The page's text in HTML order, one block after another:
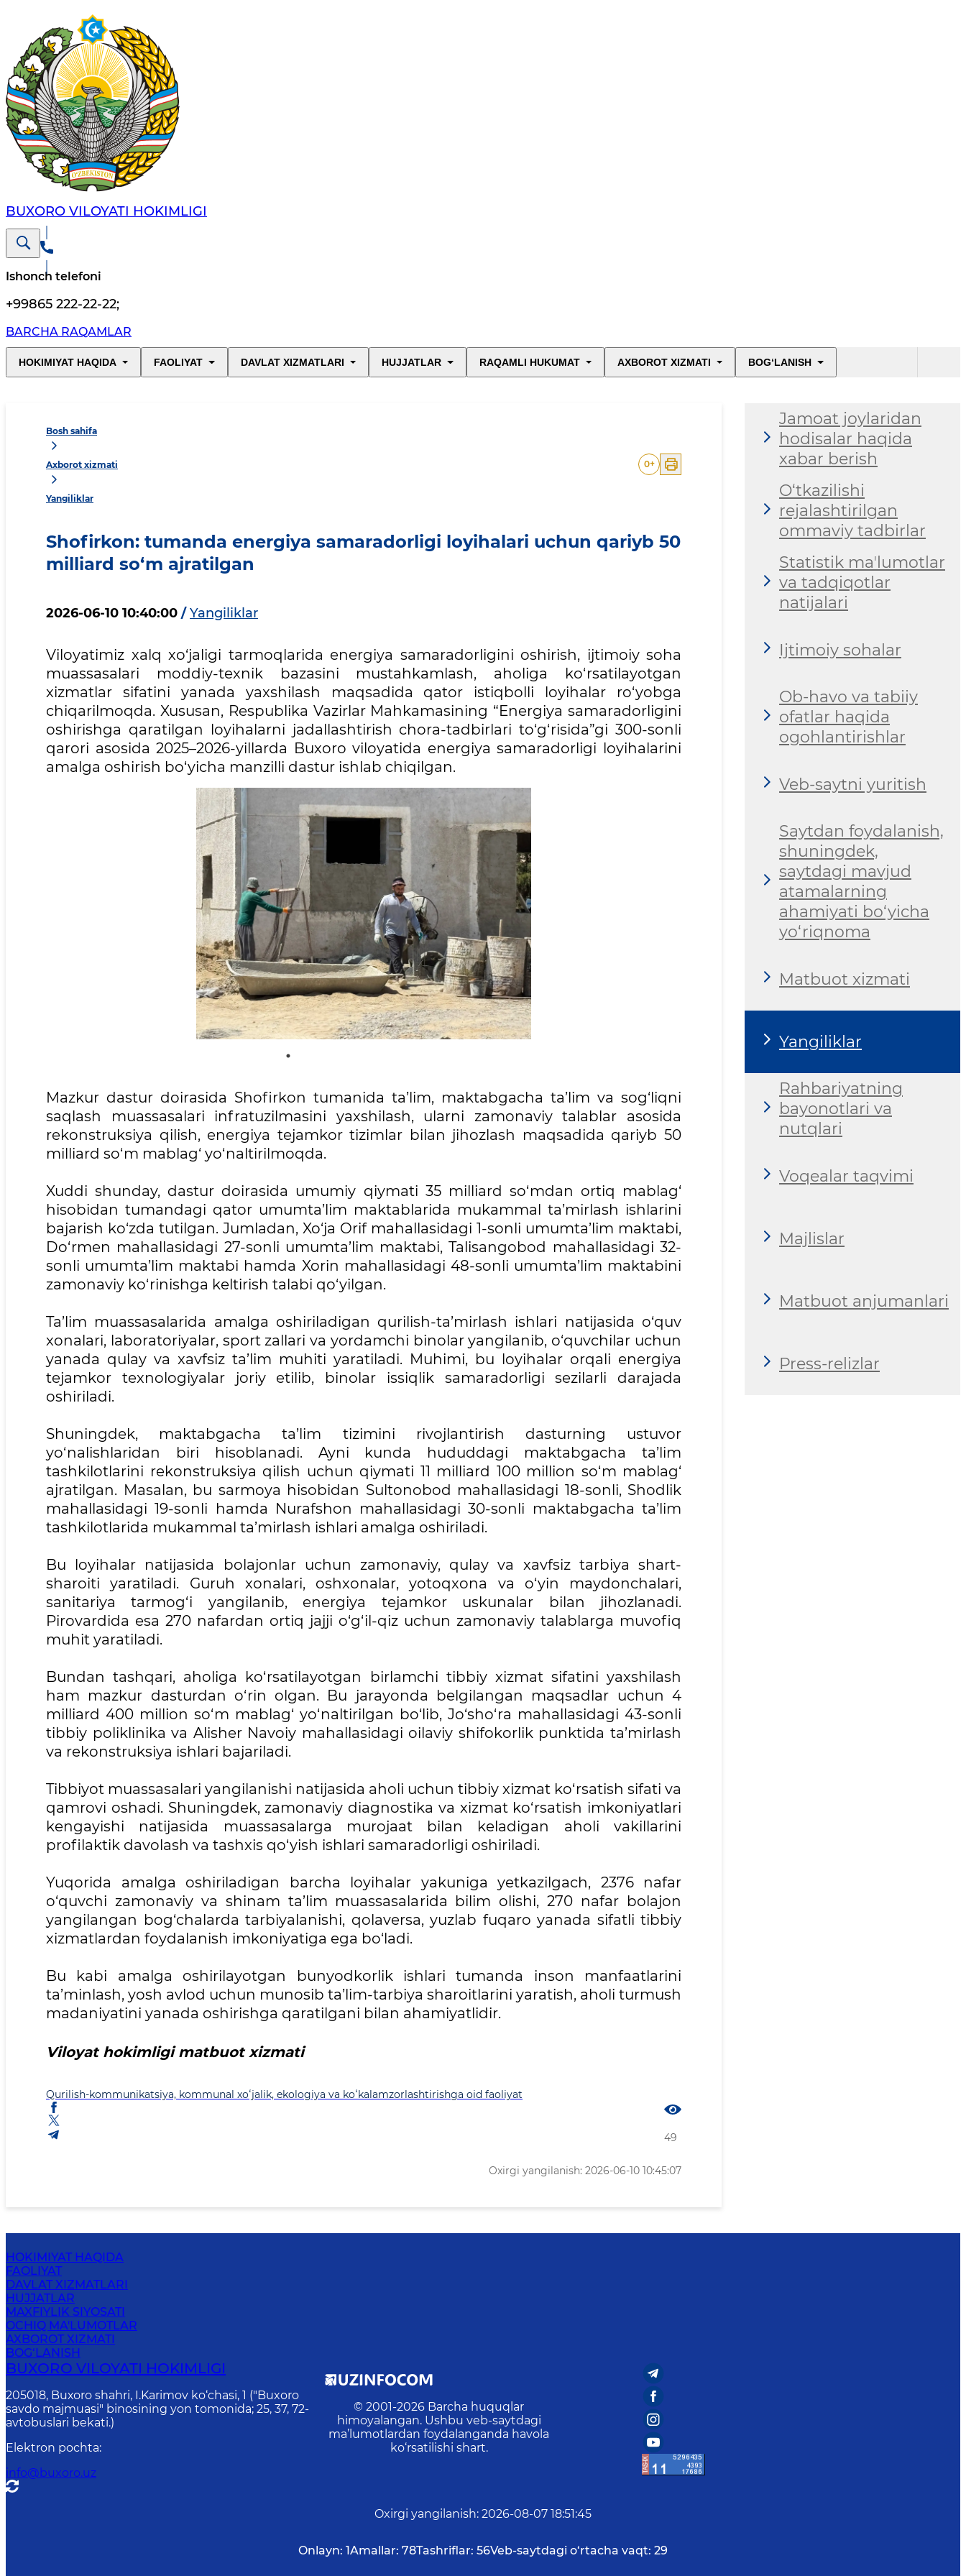
BUXORO VILOYATI HOKIMLIGI
Ishonch telefoni
+99865 222-22-22;
BARCHA RAQAMLAR
HOKIMIYAT HAQIDA FAOLIYAT DAVLAT XIZMATLARI HUJJATLAR RAQAMLI HUKUMAT AXBOROT XIZMATI BOG‘LANISH
Bosh sahifa
Axborot xizmati
Yangiliklar
0+
Shofirkon: tumanda energiya samaradorligi loyihalari uchun qariyb 50
milliard so‘m ajratilgan
2026-06-10 10:40:00 / Yangiliklar
Viloyatimiz xalq xo‘jaligi tarmoqlarida energiya samaradorligini oshirish, ijtimoiy soha
muassasalari moddiy-texnik bazasini mustahkamlash, aholiga ko‘rsatilayotgan
xizmatlar sifatini yanada yaxshilash maqsadida qator istiqbolli loyihalar ro‘yobga
chiqarilmoqda. Xususan, Respublika Vazirlar Mahkamasining “Energiya samaradorligini
oshirishga qaratilgan loyihalarni jadallashtirish chora-tadbirlari to‘g‘risida”gi 300-sonli
qarori asosida 2025–2026-yillarda Buxoro viloyatida energiya samaradorligi loyihalarini
amalga oshirish bo‘yicha manzilli dastur ishlab chiqilgan.
Mazkur dastur doirasida Shofirkon tumanida ta’lim, maktabgacha ta’lim va sog‘liqni
saqlash muassasalari infratuzilmasini yaxshilash, ularni zamonaviy talablar asosida
rekonstruksiya qilish, energiya tejamkor tizimlar bilan jihozlash maqsadida qariyb 50
milliard so‘m mablag‘ yo‘naltirilmoqda.
Xuddi shunday, dastur doirasida umumiy qiymati 35 milliard so‘mdan ortiq mablag‘
hisobidan tumandagi qator umumta’lim maktablarida mukammal ta’mirlash ishlarini
bajarish ko‘zda tutilgan. Jumladan, Xo‘ja Orif mahallasidagi 1-sonli umumta’lim maktabi,
Do‘rmen mahallasidagi 27-sonli umumta’lim maktabi, Talisangobod mahallasidagi 32-
sonli umumta’lim maktabi hamda Xorin mahallasidagi 48-sonli umumta’lim maktabini
zamonaviy ko‘rinishga keltirish talabi qo‘yilgan.
Ta’lim muassasalarida amalga oshiriladigan qurilish-ta’mirlash ishlari natijasida o‘quv
xonalari, laboratoriyalar, sport zallari va yordamchi binolar yangilanib, o‘quvchilar uchun
yanada qulay va xavfsiz ta’lim muhiti yaratiladi. Muhimi, bu loyihalar orqali energiya
tejamkor texnologiyalar joriy etilib, binolar issiqlik samaradorligi sezilarli darajada
oshiriladi.
Shuningdek, maktabgacha ta’lim tizimini rivojlantirish dasturning ustuvor
yo‘nalishlaridan biri hisoblanadi. Ayni kunda hududdagi maktabgacha ta’lim
tashkilotlarini rekonstruksiya qilish uchun qiymati 11 milliard 100 million so‘m mablag‘
ajratilgan. Masalan, bu sarmoya hisobidan Sultonobod mahallasidagi 18-sonli, Shodlik
mahallasidagi 19-sonli hamda Nurafshon mahallasidagi 30-sonli maktabgacha ta’lim
tashkilotlarida mukammal ta’mirlash ishlari amalga oshiriladi.
Bu loyihalar natijasida bolajonlar uchun zamonaviy, qulay va xavfsiz tarbiya shart-
sharoiti yaratiladi. Guruh xonalari, oshxonalar, yotoqxona va o‘yin maydonchalari,
sanitariya tarmog‘i yangilanib, energiya tejamkor uskunalar bilan jihozlanadi.
Pirovardida esa 270 nafardan ortiq jajji o‘g‘il-qiz uchun zamonaviy talablarga muvofiq
muhit yaratiladi.
Bundan tashqari, aholiga ko‘rsatilayotgan birlamchi tibbiy xizmat sifatini yaxshilash
ham mazkur dasturdan o‘rin olgan. Bu jarayonda belgilangan maqsadlar uchun 4
milliard 400 million so‘m mablag‘ yo‘naltirilgan bo‘lib, Jo‘sho‘ra mahallasidagi 43-sonli
tibbiy poliklinika va Alisher Navoiy mahallasidagi oilaviy shifokorlik punktida ta’mirlash
va rekonstruksiya ishlari bajariladi.
Tibbiyot muassasalari yangilanishi natijasida aholi uchun tibbiy xizmat ko‘rsatish sifati va
qamrovi oshadi. Shuningdek, zamonaviy diagnostika va xizmat ko‘rsatish imkoniyatlari
kengayishi natijasida muassasalarga murojaat bilan keladigan aholi vakillarini
profilaktik davolash va tashxis qo‘yish ishlari samaradorligi oshiriladi.
Yuqorida amalga oshiriladigan barcha loyihalar yakuniga yetkazilgach, 2376 nafar
o‘quvchi zamonaviy va shinam ta’lim muassasalarida bilim olishi, 270 nafar bolajon
yangilangan bog‘chalarda tarbiyalanishi, qolaversa, yuzlab fuqaro yanada sifatli tibbiy
xizmatlardan foydalanish imkoniyatiga ega bo‘ladi.
Bu kabi amalga oshirilayotgan bunyodkorlik ishlari tumanda inson manfaatlarini
ta’minlash, yosh avlod uchun munosib ta’lim-tarbiya sharoitlarini yaratish, aholi turmush
madaniyatini yanada oshirishga qaratilgani bilan ahamiyatlidir.
Viloyat hokimligi matbuot xizmati
Qurilish-kommunikatsiya, kommunal xoʻjalik, ekologiya va koʻkalamzorlashtirishga oid faoliyat
49
Oxirgi yangilanish: 2026-06-10 10:45:07
Jamoat joylaridan
hodisalar haqida
xabar berish
O‘tkazilishi
rejalashtirilgan
ommaviy tadbirlar
Statistik maʼlumotlar
va tadqiqotlar
natijalari
Ijtimoiy sohalar
Ob-havo va tabiiy
ofatlar haqida
ogohlantirishlar
Veb-saytni yuritish
Saytdan foydalanish,
shuningdek,
saytdagi mavjud
atamalarning
ahamiyati bo‘yicha
yo‘riqnoma
Matbuot xizmati
Yangiliklar
Rahbariyatning
bayonotlari va
nutqlari
Voqealar taqvimi
Majlislar
Matbuot anjumanlari
Press-relizlar
HOKIMIYAT HAQIDA
FAOLIYAT
DAVLAT XIZMATLARI
HUJJATLAR
MAXFIYLIK SIYOSATI
OCHIQ MA'LUMOTLAR
AXBOROT XIZMATI
BOG‘LANISH
BUXORO VILOYATI HOKIMLIGI
205018, Buхоrо shahri, I.Karimov ko‘chаsi, 1 ("Buxoro
savdo majmuasi" binosining yon tomonida; 25, 37, 72-
avtobuslari bekati.)
Elektron pochta:
info@buxoro.uz
© 2001-2026 Barcha huquqlar
himoyalangan. Ushbu veb-saytdagi
ma’lumotlardan foydalanganda havola
ko‘rsatilishi shart.
Oxirgi yangilanish: 2026-08-07 18:51:45
Onlayn: 1Amallar: 78Tashriflar: 56Veb-saytdagi o‘rtacha vaqt: 29